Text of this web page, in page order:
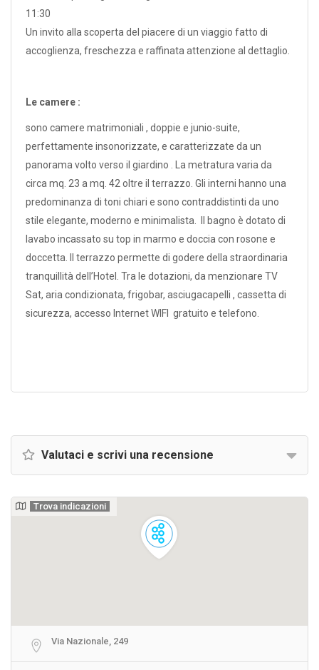
11:30
Un invito alla scoperta del piacere di un viaggio fatto di
accoglienza, freschezza e raffinata attenzione al dettaglio.
Le camere :
sono camere matrimoniali , doppie e junio-suite,
perfettamente insonorizzate, e caratterizzate da un
panorama volto verso il giardino . La metratura varia da
circa mq. 23 a mq. 42 oltre il terrazzo. Gli interni hanno una
predominanza di toni chiari e sono contraddistinti da uno
stile elegante, moderno e minimalista. Il bagno è dotato di
lavabo incassato su top in marmo e doccia con rosone e
doccetta. Il terrazzo permette di godere della straordinaria
tranquillità dell’Hotel. Tra le dotazioni, da menzionare TV
Sat, aria condizionata, frigobar, asciugacapelli , cassetta di
sicurezza, accesso Internet WIFI gratuito e telefono.
Valutaci e scrivi una recensione
Trova indicazioni
Via Nazionale, 249